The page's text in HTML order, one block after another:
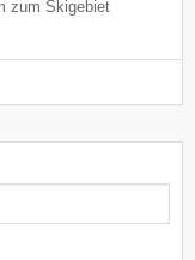
zum Skigebiet